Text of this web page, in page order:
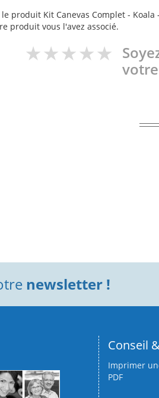
produit Kit Canevas Complet -
produit vous l'avez associé.
newsletter !
Conseil
Imprimer
PDF